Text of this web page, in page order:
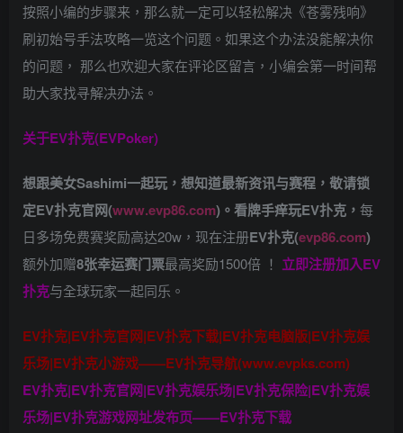
按照小编的步骤来，那么就一定可以轻松解决《苍雾残响》
刷初始号手法攻略一览这个问题。如果这个办法没能解决你
的问题， 那么也欢迎大家在评论区留言，小编会第一时间帮
助大家找寻解决办法。
关于EV扑克(EVPoker)
想跟美女Sashimi一起玩， 想知道最新资讯与赛程， 敬请锁
定EV扑克官网(www.evp86.com)。看牌手痒玩EV扑克， 每
日多场免费赛奖励高达20w，现在注册EV扑克(evp86.com)
额外加赠8张幸运赛门票最高奖励1500倍 ！ 立即注册加入EV
扑克与全球玩家一起同乐。
EV扑克|EV扑克官网|EV扑克下载|EV扑克电脑版|EV扑克娱
乐场|EV扑克小游戏——EV扑克导航(www.evpks.com)
EV扑克|EV扑克官网|EV扑克娱乐场|EV扑克保险|EV扑克娱
乐场|EV扑克游戏网址发布页——EV扑克下载